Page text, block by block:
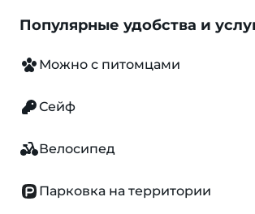
Популярные удобства и
Можно с питомцами
Сейф
Велосипед
Парковка на территории